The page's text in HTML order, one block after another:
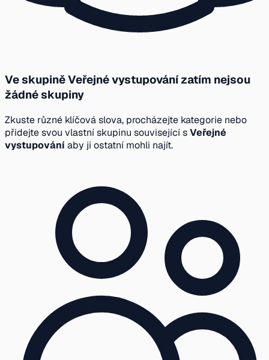
Ve skupině Veřejné vystupování zatím nejsou
žádné skupiny
Zkuste různé klíčová slova, procházejte kategorie nebo
přidejte svou vlastní skupinu související sVeřejné
vystupováníaby ji ostatní mohli najít.